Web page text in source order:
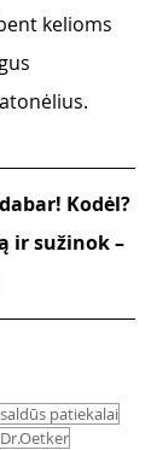
kelioms
Kodėl?
ir sužinok –
saldūs patiekalai
Dr.Oetker